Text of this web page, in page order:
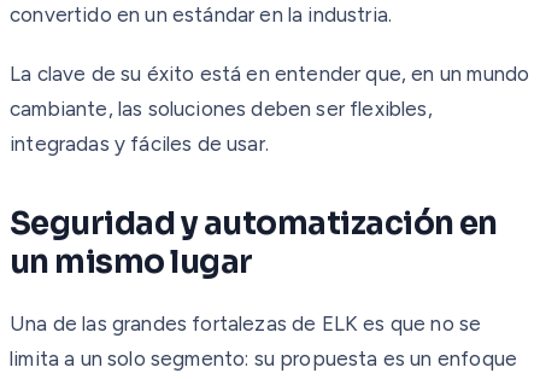
convertido en un estándar en la industria.
La clave de su éxito está en entender que, en un mundo
cambiante, las soluciones deben ser flexibles,
integradas y fáciles de usar.
Seguridad y automatización en
un mismo lugar
Una de las grandes fortalezas de ELK es que no se
limita a un solo segmento: su propuesta es un enfoque